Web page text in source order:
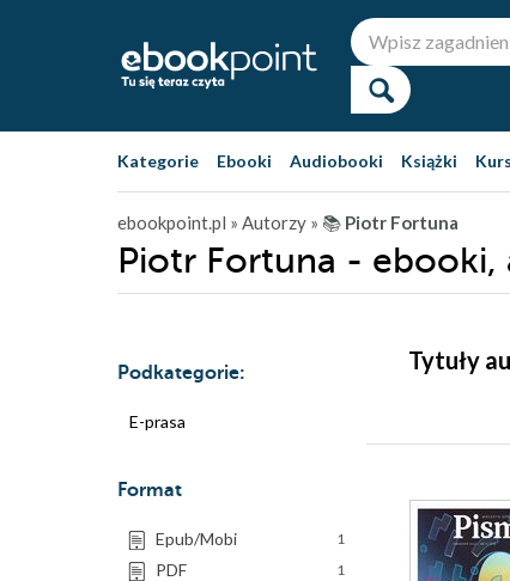
Kategorie Ebooki Audiobooki Książki
ebookpoint.pl » Autorzy » 📚 Piotr Fortuna
Piotr Fortuna - ebooki,
Podkategorie:
E-prasa
Format
Epub/Mobi 1
PDF 1
Tytuły